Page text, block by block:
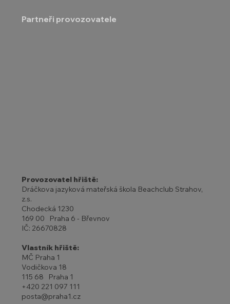
Provozovatel hřiště:
Dráčkova jazyková mateřská škola Beachclub Strahov,
z.s.
Chodecká 1230
169 00 Praha 6 - Břevnov
IČ: 26670828
Vlastník hřiště:
MČ Praha 1
Vodičkova 18
115 68 Praha 1
+420 221 097 111
posta@praha1.cz
Partneři provozovatele